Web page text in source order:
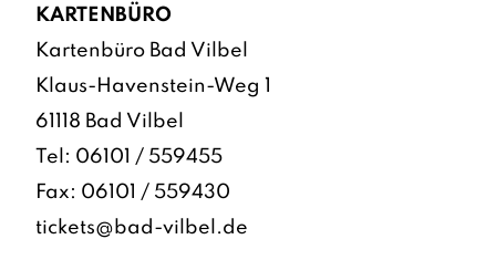
KARTENBÜRO
Kartenbüro Bad Vilbel
Klaus-Havenstein-Weg 1
61118 Bad Vilbel
Tel: 06101 / 559455
Fax: 06101 / 559430
tickets@bad-vilbel.de